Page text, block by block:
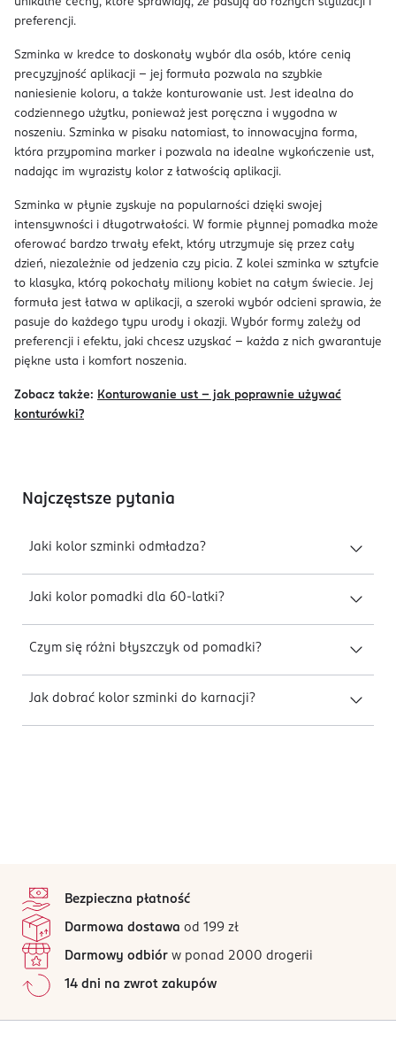
preferencji.
Szminka w kredce to doskonały wybór dla osób, które cenią
precyzyjność aplikacji – jej formuła pozwala na szybkie
naniesienie koloru, a także konturowanie ust. Jest idealna do
codziennego użytku, ponieważ jest poręczna i wygodna w
noszeniu. Szminka w pisaku natomiast, to innowacyjna forma,
która przypomina marker i pozwala na idealne wykończenie ust,
nadając im wyrazisty kolor z łatwością aplikacji.
Szminka w płynie zyskuje na popularności dzięki swojej
intensywności i długotrwałości. W formie płynnej pomadka może
oferować bardzo trwały efekt, który utrzymuje się przez cały
dzień, niezależnie od jedzenia czy picia. Z kolei szminka w sztyfcie
to klasyka, którą pokochały miliony kobiet na całym świecie. Jej
formuła jest łatwa w aplikacji, a szeroki wybór odcieni sprawia, że
pasuje do każdego typu urody i okazji. Wybór formy zależy od
preferencji i efektu, jaki chcesz uzyskać – każda z nich gwarantuje
piękne usta i komfort noszenia.
Zobacz także: Konturowanie ust – jak poprawnie używać
konturówki?
Najczęstsze pytania
Jaki kolor szminki odmładza?
Jaki kolor pomadki dla 60-latki?
Czym się różni błyszczyk od pomadki?
Jak dobrać kolor szminki do karnacji?
Bezpieczna płatność
Darmowa dostawa od 199 zł
Darmowy odbiór w ponad 2000 drogerii
14 dni na zwrot zakupów